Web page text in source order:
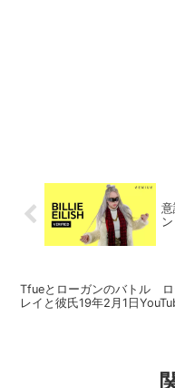
Tfueとローガンのバトル ロ
レイと彼氏19年2月1日